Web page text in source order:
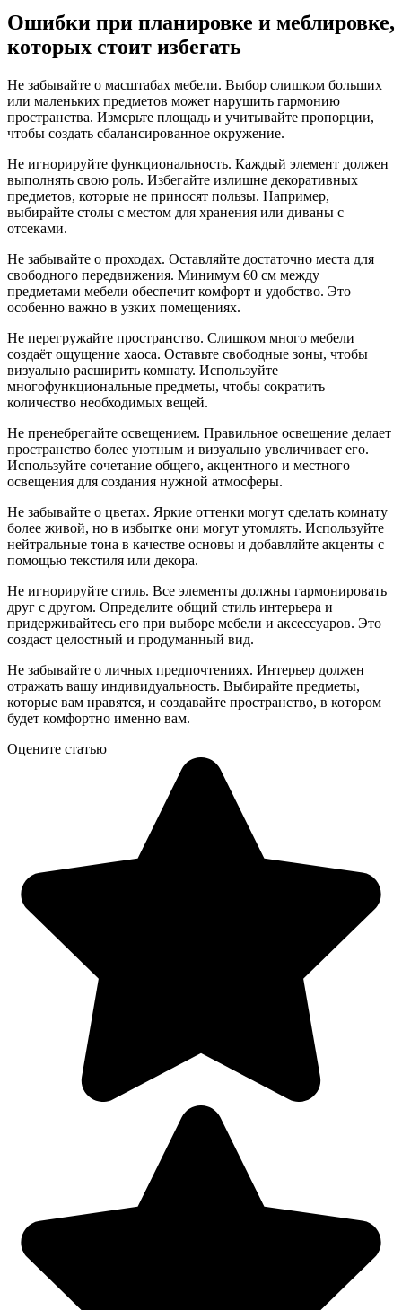
Ошибки при планировке и меблировке,
которых стоит избегать
Не забывайте о масштабах мебели. Выбор слишком больших
или маленьких предметов может нарушить гармонию
пространства. Измерьте площадь и учитывайте пропорции,
чтобы создать сбалансированное окружение.
Не игнорируйте функциональность. Каждый элемент должен
выполнять свою роль. Избегайте излишне декоративных
предметов, которые не приносят пользы. Например,
выбирайте столы с местом для хранения или диваны с
отсеками.
Не забывайте о проходах. Оставляйте достаточно места для
свободного передвижения. Минимум 60 см между
предметами мебели обеспечит комфорт и удобство. Это
особенно важно в узких помещениях.
Не перегружайте пространство. Слишком много мебели
создаёт ощущение хаоса. Оставьте свободные зоны, чтобы
визуально расширить комнату. Используйте
многофункциональные предметы, чтобы сократить
количество необходимых вещей.
Не пренебрегайте освещением. Правильное освещение делает
пространство более уютным и визуально увеличивает его.
Используйте сочетание общего, акцентного и местного
освещения для создания нужной атмосферы.
Не забывайте о цветах. Яркие оттенки могут сделать комнату
более живой, но в избытке они могут утомлять. Используйте
нейтральные тона в качестве основы и добавляйте акценты с
помощью текстиля или декора.
Не игнорируйте стиль. Все элементы должны гармонировать
друг с другом. Определите общий стиль интерьера и
придерживайтесь его при выборе мебели и аксессуаров. Это
создаст целостный и продуманный вид.
Не забывайте о личных предпочтениях. Интерьер должен
отражать вашу индивидуальность. Выбирайте предметы,
которые вам нравятся, и создавайте пространство, в котором
будет комфортно именно вам.
Оцените статью